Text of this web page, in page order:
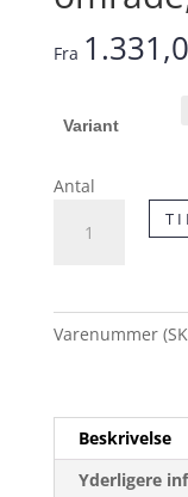
Fra
Variant
Antal
Tættere
Varenummer
Beskrivelse
Yderligere